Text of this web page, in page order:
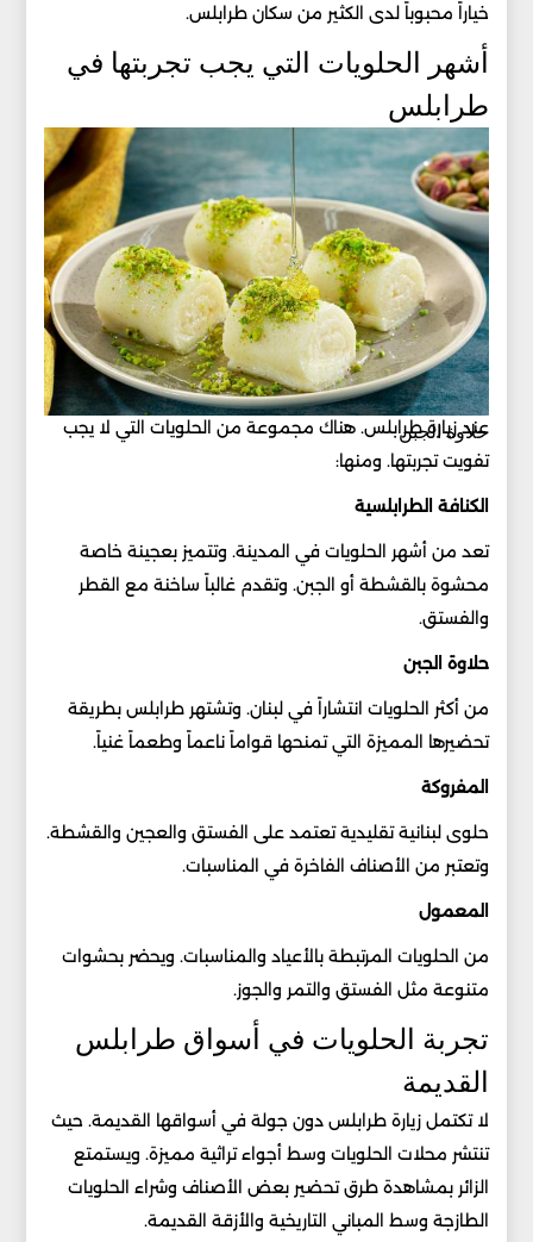
خياراً محبوباً لدى الكثير من سكان طرابلس.
أشهر الحلويات التي يجب تجربتها في
طرابلس
حلاوة الجبن
عند زيارة طرابلس. هناك مجموعة من الحلويات التي لا يجب
تفويت تجربتها. ومنها:
الكنافة الطرابلسية
تعد من أشهر الحلويات في المدينة. وتتميز بعجينة خاصة
محشوة بالقشطة أو الجبن. وتقدم غالباً ساخنة مع القطر
والفستق.
حلاوة الجبن
من أكثر الحلويات انتشاراً في لبنان. وتشتهر طرابلس بطريقة
تحضيرها المميزة التي تمنحها قواماً ناعماً وطعماً غنياً.
المفروكة
حلوى لبنانية تقليدية تعتمد على الفستق والعجين والقشطة.
وتعتبر من الأصناف الفاخرة في المناسبات.
المعمول
من الحلويات المرتبطة بالأعياد والمناسبات. ويحضر بحشوات
متنوعة مثل الفستق والتمر والجوز.
تجربة الحلويات في أسواق طرابلس
القديمة
لا تكتمل زيارة طرابلس دون جولة في أسواقها القديمة. حيث
تنتشر محلات الحلويات وسط أجواء تراثية مميزة. ويستمتع
الزائر بمشاهدة طرق تحضير بعض الأصناف وشراء الحلويات
الطازجة وسط المباني التاريخية والأزقة القديمة.